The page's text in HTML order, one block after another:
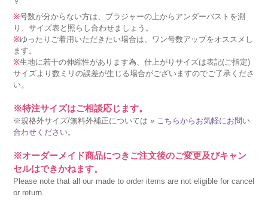
※号数が分からない方は、ブラジャーの上からアンダーバストを測
り、サイズ表と照らし合わせましょう。
※ゆったりご着用いただきたい場合は、ワン号数アップをオススメし
ます。
※生地に若干の伸縮性があります為、仕上がりサイズは表記(ご指定)
サイズより数ミリの誤差が生じる場合がございますのでご了承くださ
い。
※特注サイズはご相談応じます。
※規格外サイズ/無料外補正については » こちらからお気軽にお問い
合わせください。
※オーダーメイド商品につきご注文後のご変更及びキャン
セルはできかねます。
Please note that all our made to order items are not eligible for cancel
or return.